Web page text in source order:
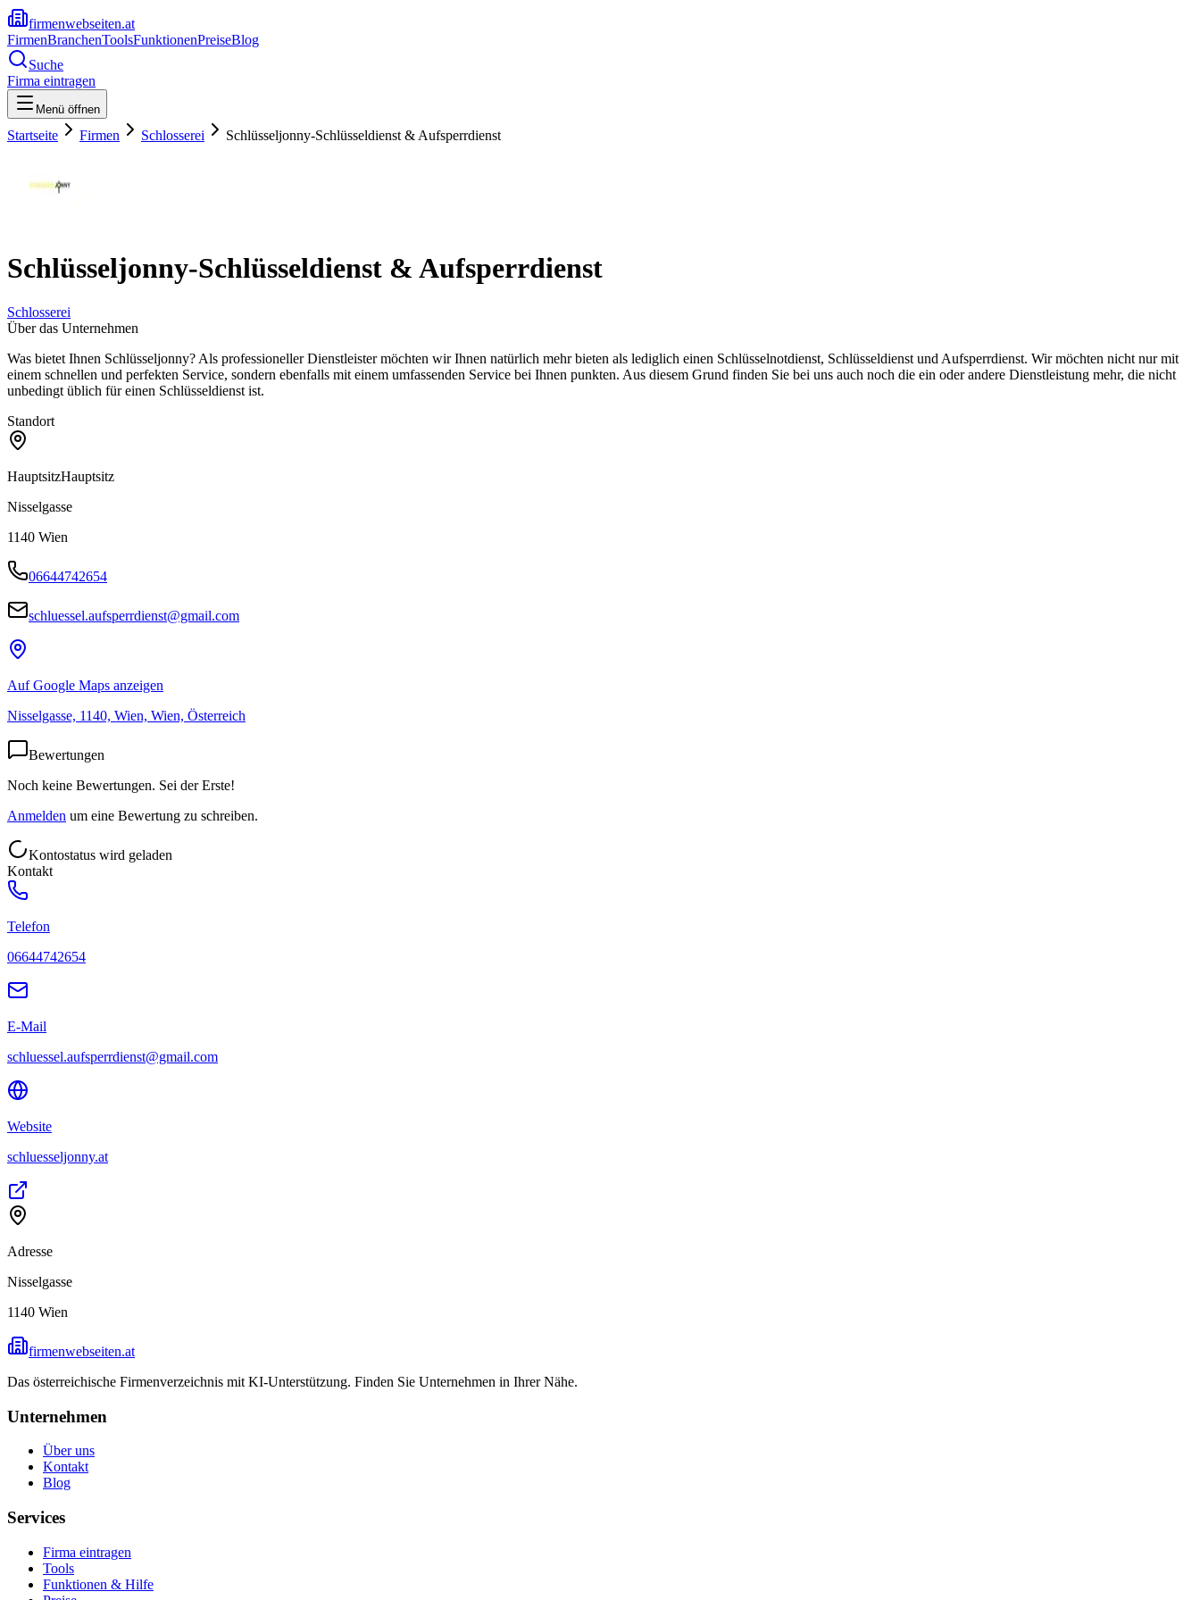
firmenwebseiten.at
FirmenBranchenToolsFunktionenPreiseBlog
Suche
Firma eintragen
Menü öffnen
Startseite Firmen Schlosserei Schlüsseljonny-Schlüsseldienst & Aufsperrdienst
Schlüsseljonny-Schlüsseldienst & Aufsperrdienst
Schlosserei
Über das Unternehmen
Was bietet Ihnen Schlüsseljonny? Als professioneller Dienstleister möchten wir Ihnen natürlich mehr bieten als lediglich einen Schlüsselnotdienst, Schlüsseldienst und Aufsperrdienst. Wir möchten nicht nur mit
einem schnellen und perfekten Service, sondern ebenfalls mit einem umfassenden Service bei Ihnen punkten. Aus diesem Grund finden Sie bei uns auch noch die ein oder andere Dienstleistung mehr, die nicht
unbedingt üblich für einen Schlüsseldienst ist.
Standort
HauptsitzHauptsitz
Nisselgasse
1140 Wien
06644742654
schluessel.aufsperrdienst@gmail.com
Auf Google Maps anzeigen
Nisselgasse, 1140, Wien, Wien, Österreich
Bewertungen
Noch keine Bewertungen. Sei der Erste!
Anmelden um eine Bewertung zu schreiben.
Kontostatus wird geladen
Kontakt
Telefon
06644742654
E-Mail
schluessel.aufsperrdienst@gmail.com
Website
schluesseljonny.at
Adresse
Nisselgasse
1140 Wien
firmenwebseiten.at
Das österreichische Firmenverzeichnis mit KI-Unterstützung. Finden Sie Unternehmen in Ihrer Nähe.
Unternehmen
Über uns
Kontakt
Blog
Services
Firma eintragen
Tools
Funktionen & Hilfe